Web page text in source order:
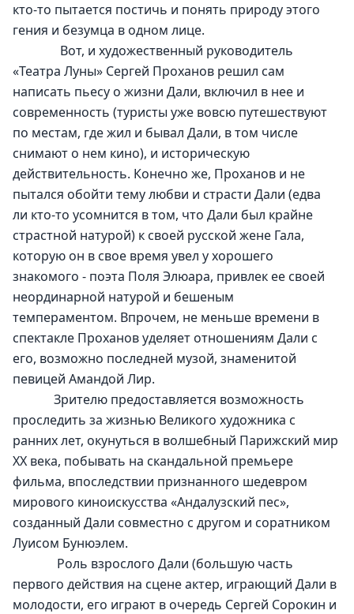
кто-то пытается постичь и понять природу этого
гения и безумца в одном лице.
Вот, и художественный руководитель
«Театра Луны» Сергей Проханов решил сам
написать пьесу о жизни Дали, включил в нее и
современность (туристы уже вовсю путешествуют
по местам, где жил и бывал Дали, в том числе
снимают о нем кино), и историческую
действительность. Конечно же, Проханов и не
пытался обойти тему любви и страсти Дали (едва
ли кто-то усомнится в том, что Дали был крайне
страстной натурой) к своей русской жене Гала,
которую он в свое время увел у хорошего
знакомого - поэта Поля Элюара, привлек ее своей
неординарной натурой и бешеным
темпераментом. Впрочем, не меньше времени в
спектакле Проханов уделяет отношениям Дали с
его, возможно последней музой, знаменитой
певицей Амандой Лир.
Зрителю предоставляется возможность
проследить за жизнью Великого художника с
ранних лет, окунуться в волшебный Парижский мир
XX века, побывать на скандальной премьере
фильма, впоследствии признанного шедевром
мирового киноискусства «Андалузский пес»,
созданный Дали совместно с другом и соратником
Луисом Бунюэлем.
Роль взрослого Дали (большую часть
первого действия на сцене актер, играющий Дали в
молодости, его играют в очередь Сергей Сорокин и